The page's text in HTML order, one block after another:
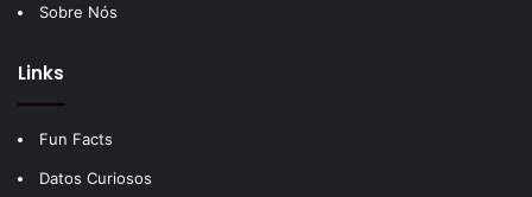
Sobre Nós
Links
Fun Facts
Datos Curiosos